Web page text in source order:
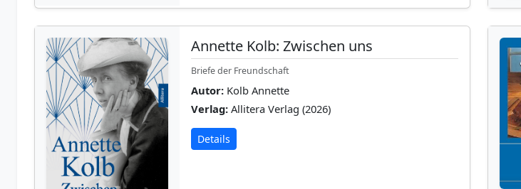
Annette Kolb: Zwischen uns
Briefe der Freundschaft
Autor: Kolb Annette
Verlag: Allitera Verlag (2026)
Details